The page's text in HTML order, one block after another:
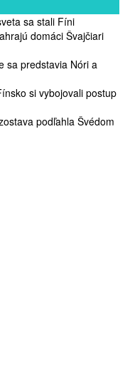
sa stali Fíni
domáci Švajčiari
sa predstavia Nóri a
si vybojovali postup
podľahla Švédom